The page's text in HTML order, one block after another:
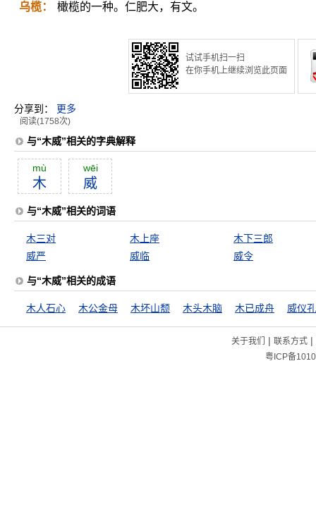
乌榄： 橄榄的一种。仁肥大，有文。
试试手机扫一扫
在你手机上继续浏览此页面
分享到： 更多
阅读(1758次)
与“木威”相关的字典解释
mù
木
wēi
威
与“木威”相关的词语
木三对 木上座
木下三郎
威严
威临 威令
与“木威”相关的成语
木人石心 木公金母 木坏山颓 木头木脑 木已成舟 威仪
关于我们 | 联系方式|
粤ICP备